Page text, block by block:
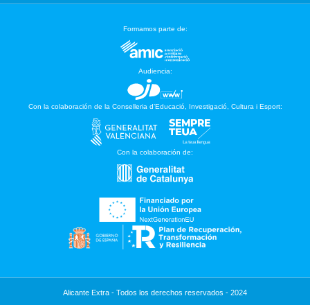
Formamos parte de:
Audiencia:
Con la colaboración de la Conselleria d’Educació, Investigació, Cultura i Esport:
Con la colaboración de:
Alicante Extra - Todos los derechos reservados - 2024